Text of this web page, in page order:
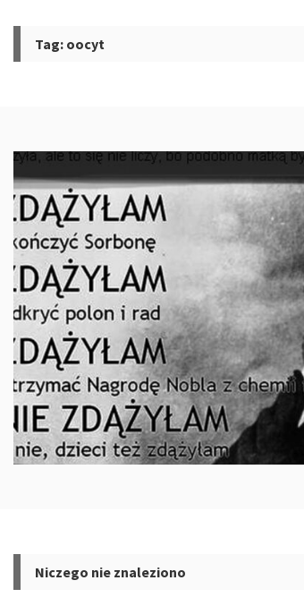
Tag: oocyt
Niczego nie znaleziono